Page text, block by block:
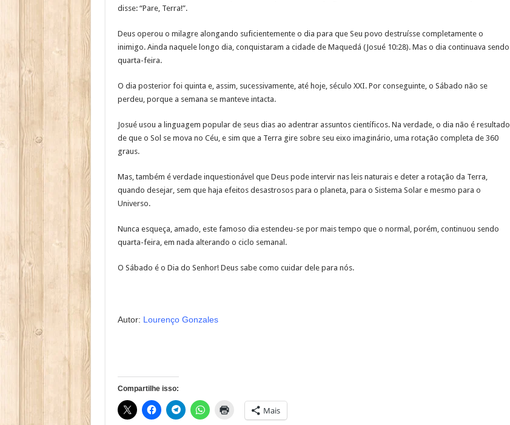
disse: “Pare, Terra!”.
Deus operou o milagre alongando suficientemente o dia para que Seu povo destruísse completamente o
inimigo. Ainda naquele longo dia, conquistaram a cidade de Maquedá (Josué 10:28). Mas o dia continuava sendo
quarta-feira.
O dia posterior foi quinta e, assim, sucessivamente, até hoje, século XXI. Por conseguinte, o Sábado não se
perdeu, porque a semana se manteve intacta.
Josué usou a linguagem popular de seus dias ao adentrar assuntos científicos. Na verdade, o dia não é resultado
de que o Sol se mova no Céu, e sim que a Terra gire sobre seu eixo imaginário, uma rotação completa de 360
graus.
Mas, também é verdade inquestionável que Deus pode intervir nas leis naturais e deter a rotação da Terra,
quando desejar, sem que haja efeitos desastrosos para o planeta, para o Sistema Solar e mesmo para o
Universo.
Nunca esqueça, amado, este famoso dia estendeu-se por mais tempo que o normal, porém, continuou sendo
quarta-feira, em nada alterando o ciclo semanal.
O Sábado é o Dia do Senhor! Deus sabe como cuidar dele para nós.
Autor: Lourenço Gonzales
Compartilhe isso:
Mais